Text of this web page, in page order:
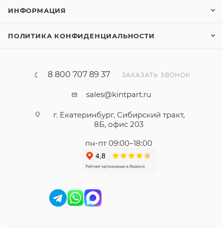
ИНФОРМАЦИЯ
ПОЛИТИКА КОНФИДЕНЦИАЛЬНОСТИ
8 800 707 89 37 ЗАКАЗАТЬ ЗВОНОК
sales@kintpart.ru
г. Екатеринбург, Сибирский тракт,
8Б, офис 203
пн-пт 09:00–18:00